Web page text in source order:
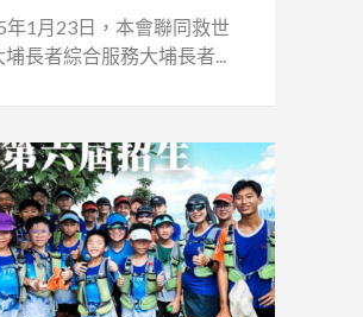
年1月23日，本會聯同救世
埔長者綜合服務大埔長者...